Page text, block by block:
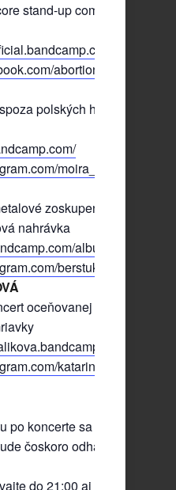
stand-up comedy veteráni,
abortiongrindcore/
polských hraníc, videli
moira_official_pl/
zoskupenie,
nahrávka
album/ke-
berstuk_official/
oceňovanej hudobnej
po koncerte sa postarajú
čoskoro odhalená.
do 21:00 aj osvieženie!